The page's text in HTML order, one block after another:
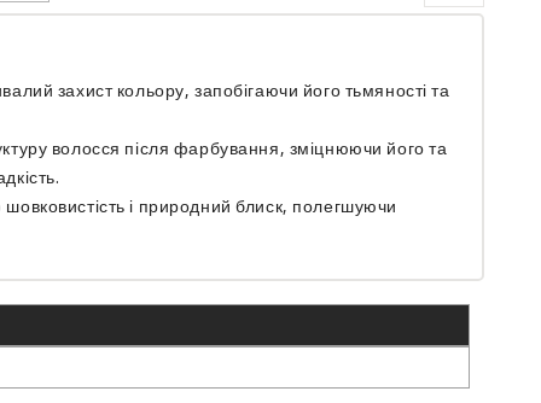
захист кольору, запобігаючи його тьмяності та
волосся після фарбування, зміцнюючи його та
і природний блиск, полегшуючи